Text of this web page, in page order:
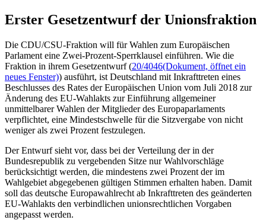
Erster Gesetzentwurf der Unionsfraktion
Die CDU/CSU-Fraktion will für Wahlen zum Europäischen
Parlament eine Zwei-Prozent-Sperrklausel einführen. Wie die
Fraktion in ihrem Gesetzentwurf (20/4046(Dokument, öffnet ein
neues Fenster)) ausführt, ist Deutschland mit Inkrafttreten eines
Beschlusses des Rates der Europäischen Union vom Juli 2018 zur
Änderung des EU-Wahlakts zur Einführung allgemeiner
unmittelbarer Wahlen der Mitglieder des Europaparlaments
verpflichtet, eine Mindestschwelle für die Sitzvergabe von nicht
weniger als zwei Prozent festzulegen.
Der Entwurf sieht vor, dass bei der Verteilung der in der
Bundesrepublik zu vergebenden Sitze nur Wahlvorschläge
berücksichtigt werden, die mindestens zwei Prozent der im
Wahlgebiet abgegebenen gültigen Stimmen erhalten haben. Damit
soll das deutsche Europawahlrecht ab Inkrafttreten des geänderten
EU-Wahlakts den verbindlichen unionsrechtlichen Vorgaben
angepasst werden.